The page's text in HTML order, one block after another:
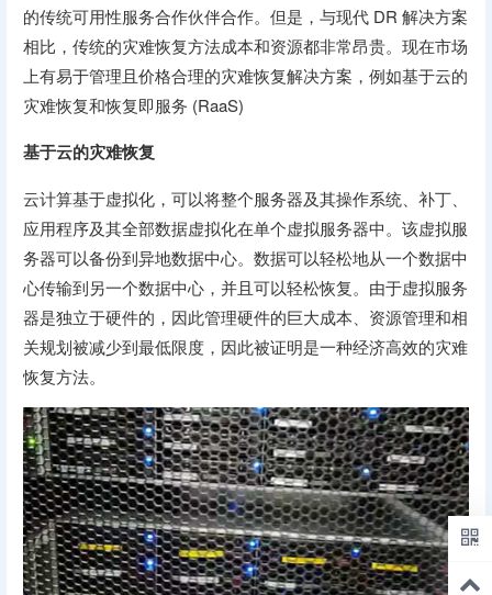
的传统可用性服务合作伙伴合作。但是，与现代 DR 解决方案
相比，传统的灾难恢复方法成本和资源都非常昂贵。现在市场
上有易于管理且价格合理的灾难恢复解决方案，例如基于云的
灾难恢复和恢复即服务 (RaaS)
基于云的灾难恢复
云计算基于虚拟化，可以将整个服务器及其操作系统、补丁、
应用程序及其全部数据虚拟化在单个虚拟服务器中。该虚拟服
务器可以备份到异地数据中心。数据可以轻松地从一个数据中
心传输到另一个数据中心，并且可以轻松恢复。由于虚拟服务
器是独立于硬件的，因此管理硬件的巨大成本、资源管理和相
关规划被减少到最低限度，因此被证明是一种经济高效的灾难
恢复方法。